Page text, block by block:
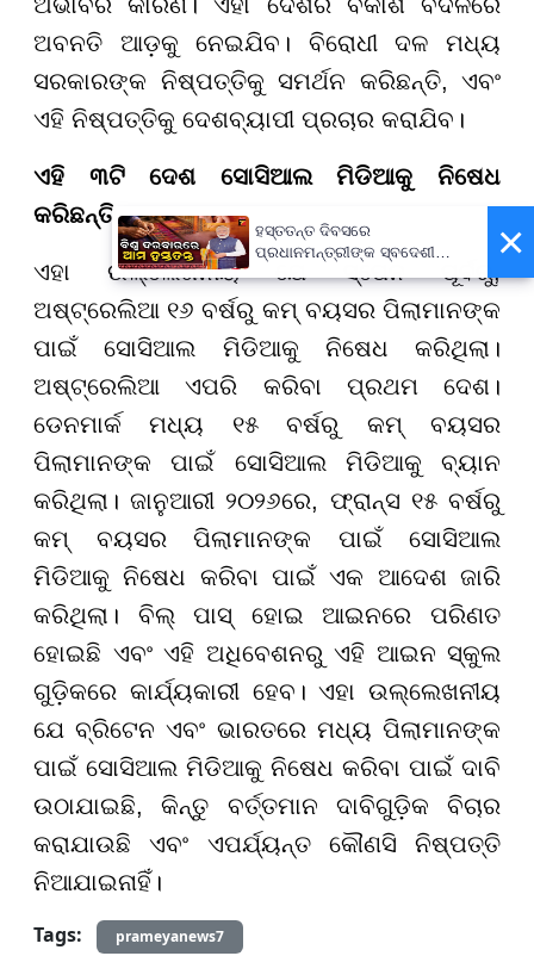
ଅବନତି ଆଡ଼କୁ ନେଇଯିବ। ବିରୋଧୀ ଦଳ ମଧ୍ୟ
ସରକାରଙ୍କ ନିଷ୍ପତ୍ତିକୁ ସମର୍ଥନ କରିଛନ୍ତି, ଏବଂ
ଏହି ନିଷ୍ପତ୍ତିକୁ ଦେଶବ୍ୟାପୀ ପ୍ରଚାର କରାଯିବ।
ଏହି ୩ଟି ଦେଶ ସୋସିଆଲ ମିଡିଆକୁ ନିଷେଧ
କରିଛନ୍ତି
ଏହା ଉଲ୍ଲେଖନୀୟ ଯେ ସ୍ପେନ ପୂର୍ବରୁ,
ଅଷ୍ଟ୍ରେଲିଆ ୧୬ ବର୍ଷରୁ କମ୍ ବୟସର ପିଲାମାନଙ୍କ
ପାଇଁ ସୋସିଆଲ ମିଡିଆକୁ ନିଷେଧ କରିଥିଲା।
ଅଷ୍ଟ୍ରେଲିଆ ଏପରି କରିବା ପ୍ରଥମ ଦେଶ।
ଡେନମାର୍କ ମଧ୍ୟ ୧୫ ବର୍ଷରୁ କମ୍ ବୟସର
ପିଲାମାନଙ୍କ ପାଇଁ ସୋସିଆଲ ମିଡିଆକୁ ବ୍ୟାନ
କରିଥିଲା। ଜାନୁଆରୀ ୨୦୨୬ରେ, ଫ୍ରାନ୍ସ ୧୫ ବର୍ଷରୁ
କମ୍ ବୟସର ପିଲାମାନଙ୍କ ପାଇଁ ସୋସିଆଲ
ମିଡିଆକୁ ନିଷେଧ କରିବା ପାଇଁ ଏକ ଆଦେଶ ଜାରି
କରିଥିଲା। ବିଲ୍ ପାସ୍ ହୋଇ ଆଇନରେ ପରିଣତ
ହୋଇଛି ଏବଂ ଏହି ଅଧିବେଶନରୁ ଏହି ଆଇନ ସ୍କୁଲ
ଗୁଡ଼ିକରେ କାର୍ଯ୍ୟକାରୀ ହେବ। ଏହା ଉଲ୍ଲେଖନୀୟ
ଯେ ବ୍ରିଟେନ ଏବଂ ଭାରତରେ ମଧ୍ୟ ପିଲାମାନଙ୍କ
ପାଇଁ ସୋସିଆଲ ମିଡିଆକୁ ନିଷେଧ କରିବା ପାଇଁ ଦାବି
ଉଠାଯାଇଛି, କିନ୍ତୁ ବର୍ତ୍ତମାନ ଦାବିଗୁଡ଼ିକ ବିଚାର
କରାଯାଉଛି ଏବଂ ଏପର୍ଯ୍ୟନ୍ତ କୌଣସି ନିଷ୍ପତ୍ତି
ନିଆଯାଇନାହିଁ।
Tags:
prameyanews7
×
ହସ୍ତତନ୍ତ ଦିବସରେ
ପ୍ରଧାନମନ୍ତ୍ରୀଙ୍କ ସ୍ବଦେଶୀ
ବାର୍ତ୍ତା, ଗର୍ବର ସହ ପାଳନ କରିବାକୁ